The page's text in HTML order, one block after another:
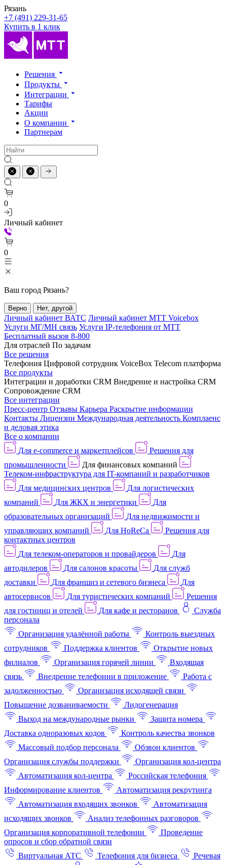
Рязань
+7 (491) 229-31-65
Купить в 1 клик
Решения
Продукты
Интеграции
Тарифы
Акции
О компании
Партнерам
0
Личный кабинет
0
Ваш город Рязань?
Верно Нет, другой
Личный кабинет ВАТС Личный кабинет МТТ Voicebox
Услуги МГ/МН связь Услуги IP-телефония от МТТ
Бесплатный вызов 8-800
Для отраслей По задачам
Все решения
Телефония Цифровой сотрудник VoiceBox Telecom платформа
Все продукты
Интеграции и доработки CRM Внедрение и настройка CRM
Сопровождение CRM
Все интеграции
Пресс-центр Отзывы Карьера Раскрытие информации
Контакты Лицензии Международная деятельность Комплаенс
и деловая этика
Все о компании
Для e-commerce и маркетплейсов
Решения для
промышленности
Для финансовых компаний
Телеком-инфраструктура для IT-компаний и разработчиков
Для медицинских центров
Для логистических
компаний
Для ЖКХ и энергетики
Для
образовательных организаций
Для недвижимости и
управляющих компаний
Для HoReCa
Решения для
контактных центров
Для телеком-операторов и провайдеров
Для
автодилеров
Для салонов красоты
Для служб
доставки
Для франшиз и сетевого бизнеса
Для
автосервисов
Для туристических компаний
Решения
для гостиниц и отелей
Для кафе и ресторанов
Служба
персонала
Организация удалённой работы
Контроль выездных
сотрудников
Поддержка клиентов
Открытие новых
филиалов
Организация горячей линии
Входящая
связь
Внедрение телефонии в приложение
Работа с
задолженностью
Организация исходящей связи
Повышение дозваниваемости
Лидогенерация
Выход на международные рынки
Защита номера
Доставка одноразовых кодов
Контроль качества звонков
Массовый подбор персонала
Обзвон клиентов
Организация службы поддержки
Организация кол-центра
Автоматизация кол-центра
Российская телефония
Информирование клиентов
Автоматизация рекрутинга
Автоматизация входящих звонков
Автоматизация
исходящих звонков
Анализ телефонных разговоров
Организация корпоративной телефонии
Проведение
опросов и сбор обратной связи
Виртуальная АТС
Телефония для бизнеса
Речевая